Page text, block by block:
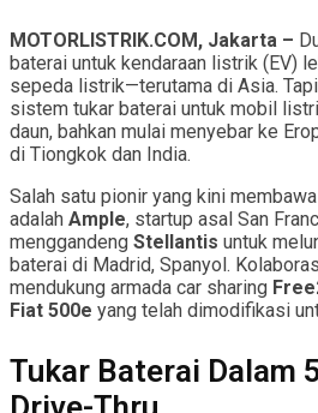
MOTORLISTRIK.COM, Jakarta –
baterai untuk kendaraan listrik (EV)
sepeda listrik—terutama di Asia.
sistem tukar baterai untuk mobil
daun, bahkan mulai menyebar ke
di Tiongkok dan India.
Salah satu pionir yang kini
adalah Ample, startup asal San
menggandeng Stellantis untuk
baterai di Madrid, Spanyol.
mendukung armada car sharing
Fiat 500e yang telah dimodifikasi
Tukar Baterai Dalam